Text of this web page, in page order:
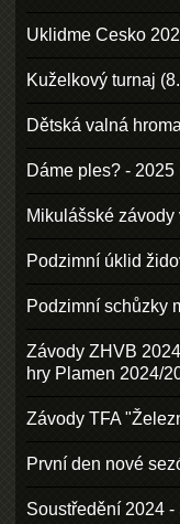
Uklidme Cesko
Kuželkový turnaj
Dětská valná
Dáme ples? - 2025
Mikulášské
Podzimní úklid
Podzimní schůzky
Závody ZHVB
hry Plamen 2024/
Závody TFA
První den nové
Soustředění 2024